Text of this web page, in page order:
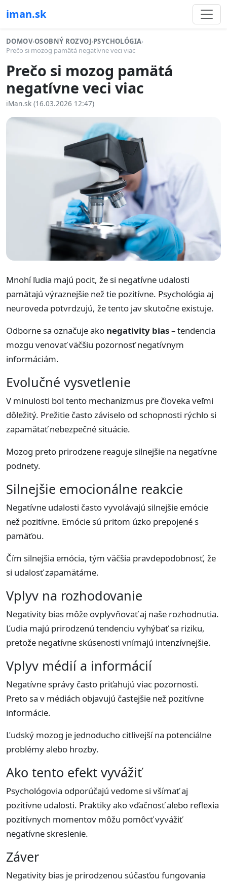
iman.sk
DOMOV›OSOBNÝ ROZVOJ›PSYCHOLÓGIA›
Prečo si mozog pamätá negatívne veci viac
Prečo si mozog pamätá
negatívne veci viac
iMan.sk (16.03.2026 12:47)
Mnohí ľudia majú pocit, že si negatívne udalosti
pamätajú výraznejšie než tie pozitívne. Psychológia aj
neuroveda potvrdzujú, že tento jav skutočne existuje.
Odborne sa označuje ako negativity bias– tendencia
mozgu venovať väčšiu pozornosť negatívnym
informáciám.
Evolučné vysvetlenie
V minulosti bol tento mechanizmus pre človeka veľmi
dôležitý. Prežitie často záviselo od schopnosti rýchlo si
zapamätať nebezpečné situácie.
Mozog preto prirodzene reaguje silnejšie na negatívne
podnety.
Silnejšie emocionálne reakcie
Negatívne udalosti často vyvolávajú silnejšie emócie
než pozitívne. Emócie sú pritom úzko prepojené s
pamäťou.
Čím silnejšia emócia, tým väčšia pravdepodobnosť, že
si udalosť zapamätáme.
Vplyv na rozhodovanie
Negativity bias môže ovplyvňovať aj naše rozhodnutia.
Ľudia majú prirodzenú tendenciu vyhýbať sa riziku,
pretože negatívne skúsenosti vnímajú intenzívnejšie.
Vplyv médií a informácií
Negatívne správy často priťahujú viac pozornosti.
Preto sa v médiách objavujú častejšie než pozitívne
informácie.
Ľudský mozog je jednoducho citlivejší na potenciálne
problémy alebo hrozby.
Ako tento efekt vyvážiť
Psychológovia odporúčajú vedome si všímať aj
pozitívne udalosti. Praktiky ako vďačnosť alebo reflexia
pozitívnych momentov môžu pomôcť vyvážiť
negatívne skreslenie.
Záver
Negativity bias je prirodzenou súčasťou fungovania